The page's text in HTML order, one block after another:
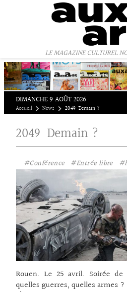
LE MAGAZINE CULTUREL
DIMANCHE 9 AOÛT 2026
Accueil News 2049 Demain ?
2049 Demain ?
#Conférence
#Entrée libre
Rouen. Le 25 avril. Soirée de
quelles guerres, quelles armes ?
Panneau de gestion des cookies